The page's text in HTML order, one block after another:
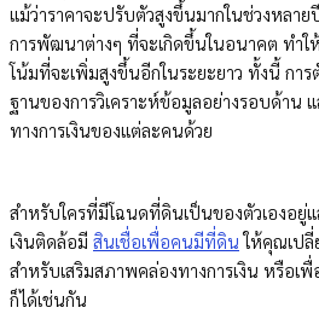
แม้ว่าราคาจะปรับตัวสูงขึ้นมากในช่วงหลา
การพัฒนาต่างๆ ที่จะเกิดขึ้นในอนาคต ทำใ
โน้มที่จะเพิ่มสูงขึ้นอีกในระยะยาว ทั้งนี้ กา
ฐานของการวิเคราะห์ข้อมูลอย่างรอบด้าน
ทางการเงินของแต่ละคนด้วย
สำหรับใครที่มีโฉนดที่ดินเป็นของตัวเองอยู่
เงินติดล้อมี สินเชื่อเพื่อคนมีที่ดิน ให้คุณเปลี่
สำหรับเสริมสภาพคล่องทางการเงิน หรือเ
ก็ได้เช่นกัน